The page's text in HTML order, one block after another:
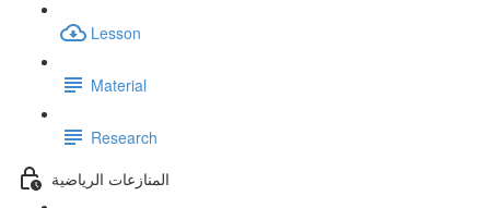
Lesson
Material
Research
المنازعات الرياضية